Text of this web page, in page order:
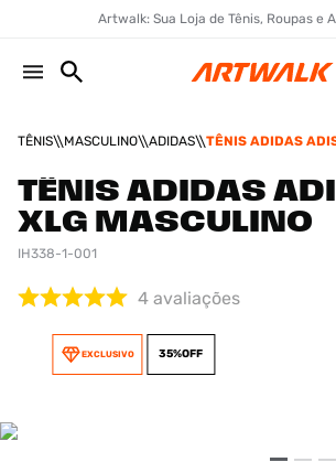
Artwalk: Sua Loja de Tênis, Roupas e
TÊNIS MASCULINO ADIDAS
TÊNIS ADIDAS
TÊNIS ADIDAS
XLG MASCULINO
IH338-1-001
4 avaliações
EXCLUSIVO 35%OFF